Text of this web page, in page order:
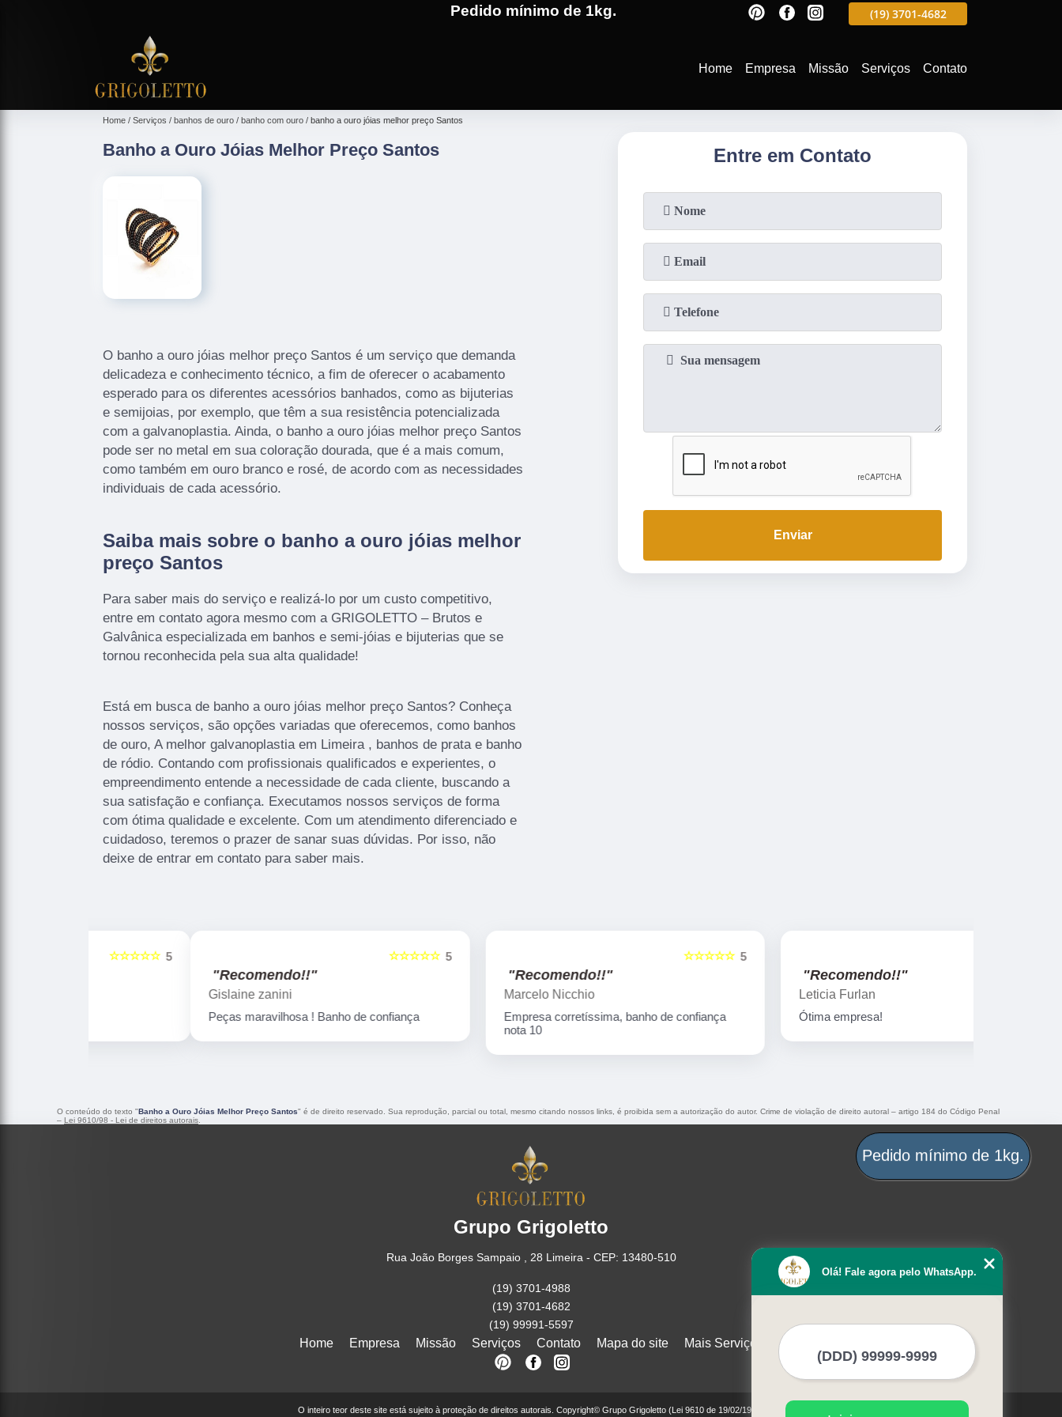
Pedido mínimo de 1kg.
(19)3701-4682 (19) 3701-4988 (19) 3701-4682
Home Empresa Missão Serviços Contato
Home Serviços banhos de ouro banho com ouro banho a ouro jóias melhor preço Santos
Banho a Ouro Jóias Melhor Preço Santos
O banho a ouro jóias melhor preço Santos é um serviço que demanda
delicadeza e conhecimento técnico, a fim de oferecer o acabamento
esperado para os diferentes acessórios banhados, como as bijuterias
e semijoias, por exemplo, que têm a sua resistência potencializada
com a galvanoplastia. Ainda, o banho a ouro jóias melhor preço Santos
pode ser no metal em sua coloração dourada, que é a mais comum,
como também em ouro branco e rosé, de acordo com as necessidades
individuais de cada acessório.
Saiba mais sobre o banho a ouro jóias melhor
preço Santos
Para saber mais do serviço e realizá-lo por um custo competitivo,
entre em contato agora mesmo com a GRIGOLETTO – Brutos e
Galvânica especializada em banhos e semi-jóias e bijuterias que se
tornou reconhecida pela sua alta qualidade!
Está em busca de banho a ouro jóias melhor preço Santos? Conheça
nossos serviços, são opções variadas que oferecemos, como banhos
de ouro, A melhor galvanoplastia em Limeira , banhos de prata e banho
de ródio. Contando com profissionais qualificados e experientes, o
empreendimento entende a necessidade de cada cliente, buscando a
sua satisfação e confiança. Executamos nossos serviços de forma
com ótima qualidade e excelente. Com um atendimento diferenciado e
cuidadoso, teremos o prazer de sanar suas dúvidas. Por isso, não
deixe de entrar em contato para saber mais.
Entre em Contato
Enviar
"Recomendo!!"
Peças maravilhosa ! Banho de confiança
"Recomendo!!"
Empresa corretíssima, banho de confiança
"Recomendo!!"
Ótima empresa!
O conteúdo do texto "Banho a Ouro Jóias Melhor Preço Santos" é de direito reservado. Sua reprodução, parcial ou total, mesmo citando nossos links, é proibida sem a autorização do autor. Crime de violação de direito autoral – artigo 184 do Código Penal
– Lei 9610/98 - Lei de direitos autorais
Grupo Grigoletto
Rua João Borges Sampaio , 28 Limeira - CEP: 13480-510
(19) 3701-4988
(19) 3701-4682
(19) 99991-5597
Home Empresa Missão Serviços Contato Mapa do site Mais Serviços
O inteiro teor deste site está sujeito à proteção de direitos autorais. Copyright© Grupo Grigoletto (Lei 9610 de 19/02/1998)
Olá! Fale agora pelo WhatsApp.
Pedido mínimo de 1kg.